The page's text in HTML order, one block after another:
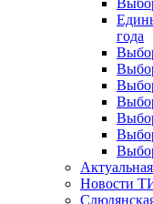
года
Новости